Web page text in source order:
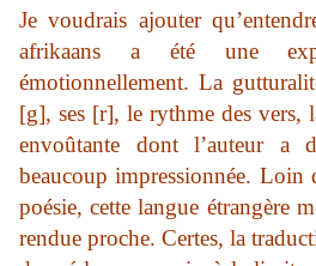
Je voudrais ajouter
afrikaans a été une
émotionnellement. La
[g], ses [r], le rythme des vers,
envoûtante dont l’auteur a
beaucoup impressionnée. Loin
poésie, cette langue étrangère
rendue proche. Certes, la